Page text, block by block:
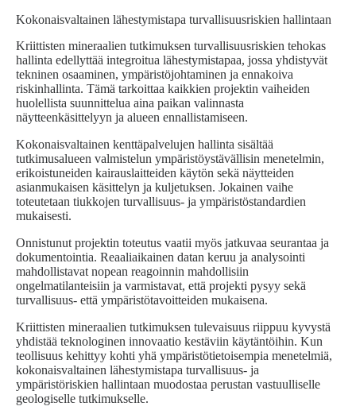
Kokonaisvaltainen lähestymistapa turvallisuusriskien hallintaan
Kriittisten mineraalien tutkimuksen turvallisuusriskien tehokas
hallinta edellyttää integroitua lähestymistapaa, jossa yhdistyvät
tekninen osaaminen, ympäristöjohtaminen ja ennakoiva
riskinhallinta. Tämä tarkoittaa kaikkien projektin vaiheiden
huolellista suunnittelua aina paikan valinnasta
näytteenkäsittelyyn ja alueen ennallistamiseen.
Kokonaisvaltainen kenttäpalvelujen hallinta sisältää
tutkimusalueen valmistelun ympäristöystävällisin menetelmin,
erikoistuneiden kairauslaitteiden käytön sekä näytteiden
asianmukaisen käsittelyn ja kuljetuksen. Jokainen vaihe
toteutetaan tiukkojen turvallisuus- ja ympäristöstandardien
mukaisesti.
Onnistunut projektin toteutus vaatii myös jatkuvaa seurantaa ja
dokumentointia. Reaaliaikainen datan keruu ja analysointi
mahdollistavat nopean reagoinnin mahdollisiin
ongelmatilanteisiin ja varmistavat, että projekti pysyy sekä
turvallisuus- että ympäristötavoitteiden mukaisena.
Kriittisten mineraalien tutkimuksen tulevaisuus riippuu kyvystä
yhdistää teknologinen innovaatio kestäviin käytäntöihin. Kun
teollisuus kehittyy kohti yhä ympäristötietoisempia menetelmiä,
kokonaisvaltainen lähestymistapa turvallisuus- ja
ympäristöriskien hallintaan muodostaa perustan vastuulliselle
geologiselle tutkimukselle.